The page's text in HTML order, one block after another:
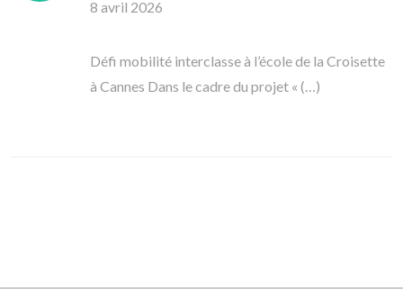
8 avril 2026
Défi mobilité interclasse à l’école de la Croisette
à Cannes Dans le cadre du projet « (…)